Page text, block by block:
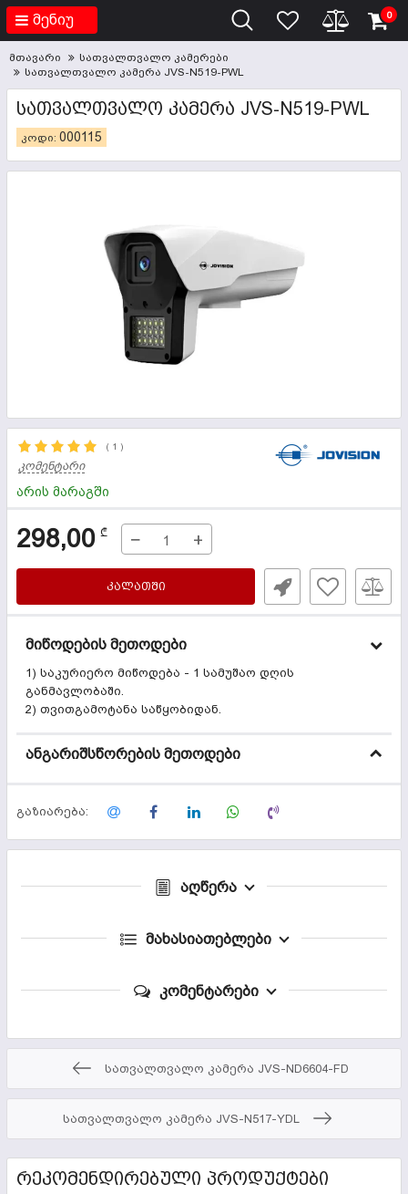
მენიუ 0
მთავარი
სათვალთვალო კამერები
სათვალთვალო კამერა JVS-N519-PWL
ᲡᲐᲗᲕᲐᲚᲗᲕᲐᲚᲝ ᲙᲐᲛᲔᲠᲐ JVS-N519-PWL
კოდი: 000115
( 1 )
კომენტარი
არის მარაგში
298,00 ₾ − +
ᲙᲐᲚᲐᲗᲨᲘ
მიწოდების მეთოდები
1) საკურიერო მიწოდება - 1 სამუშაო დღის
განმავლობაში.
2) თვითგამოტანა საწყობიდან.
ანგარიშსწორების მეთოდები
გაზიარება:
აღწერა
მახასიათებლები
კომენტარები
სათვალთვალო კამერა JVS-ND6604-FD
სათვალთვალო კამერა JVS-N517-YDL
ᲠᲔᲙᲝᲛᲔᲜᲓᲘᲠᲔᲑᲣᲚᲘ ᲞᲠᲝᲓᲣᲥᲢᲔᲑᲘ